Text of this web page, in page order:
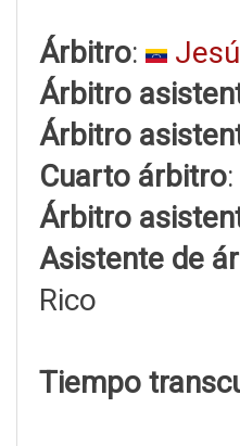
Árbitro:
Árbitro
Árbitro
Cuarto árbitro:
Árbitro
Asistente de
Rico
Tiempo